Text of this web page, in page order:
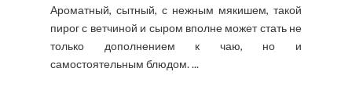
Ароматный, сытный, с нежным мякишем, такой
пирог с ветчиной и сыром вполне может стать не
только дополнением к чаю, но и
самостоятельным блюдом. ...